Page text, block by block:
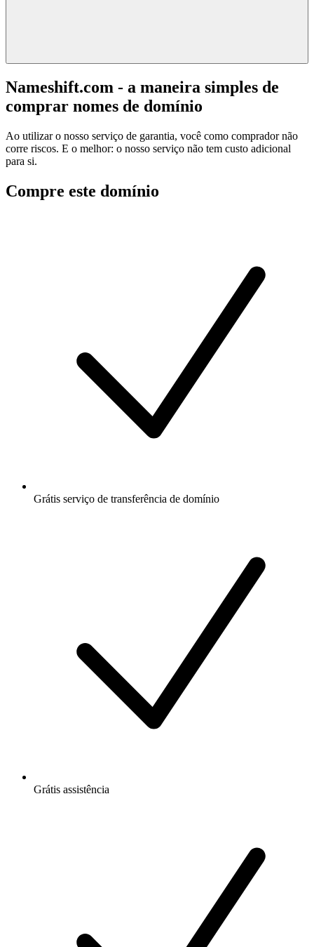
Nameshift.com - a maneira simples de
comprar nomes de domínio
Ao utilizar o nosso serviço de garantia, você como comprador não
corre riscos. E o melhor: o nosso serviço não tem custo adicional
para si.
Compre este domínio
Grátis serviço de transferência de domínio
Grátis assistência